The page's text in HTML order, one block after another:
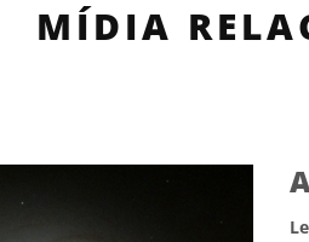
MÍDIA